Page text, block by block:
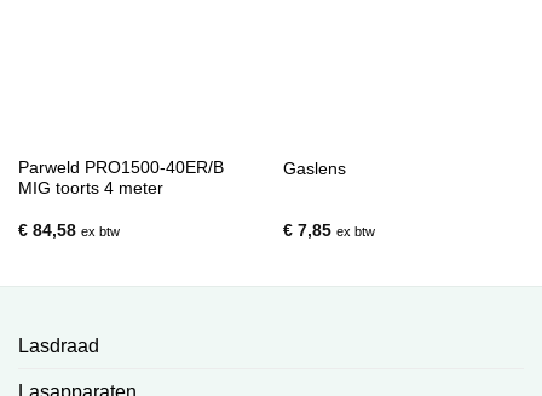
Parweld PRO1500-40ER/B
MIG toorts 4 meter
€84,58 ex btw
Gaslens
€7,85 ex btw
Lasdraad
Lasapparaten